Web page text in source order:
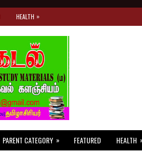
HEALTH »
PARENT CATEGORY » FEATURED HEALTH